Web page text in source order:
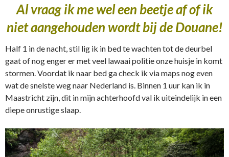
Al vraag ik me wel een beetje af of ik
niet aangehouden wordt bij de Douane!
Half 1 in de nacht, stil lig ik in bed te wachten tot de deurbel
gaat of nog enger er met veel lawaai politie onze huisje in komt
stormen. Voordat ik naar bed ga check ik via maps nog even
wat de snelste weg naar Nederland is. Binnen 1 uur kan ik in
Maastricht zijn, dit in mijn achterhoofd val ik uiteindelijk in een
diepe onrustige slaap.